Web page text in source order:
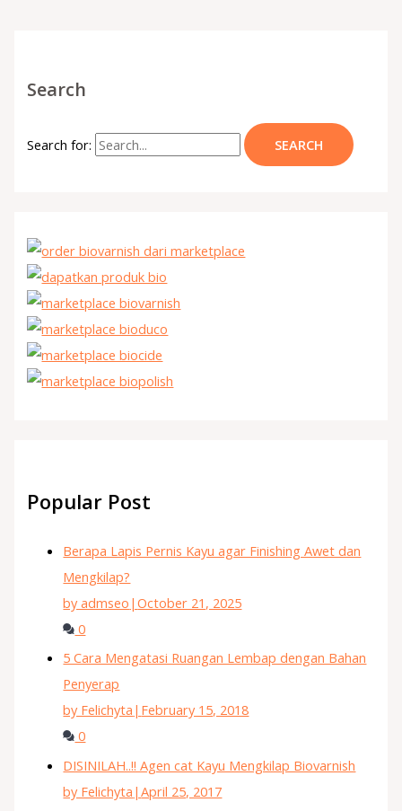
Search
Search for:
Popular Post
Berapa Lapis Pernis Kayu agar Finishing Awet dan
Mengkilap?
by admseo |October 21, 2025
0
5 Cara Mengatasi Ruangan Lembap dengan Bahan
Penyerap
by Felichyta | February 15, 2018
0
DISINILAH..!! Agen cat Kayu Mengkilap Biovarnish
by Felichyta |April 25, 2017